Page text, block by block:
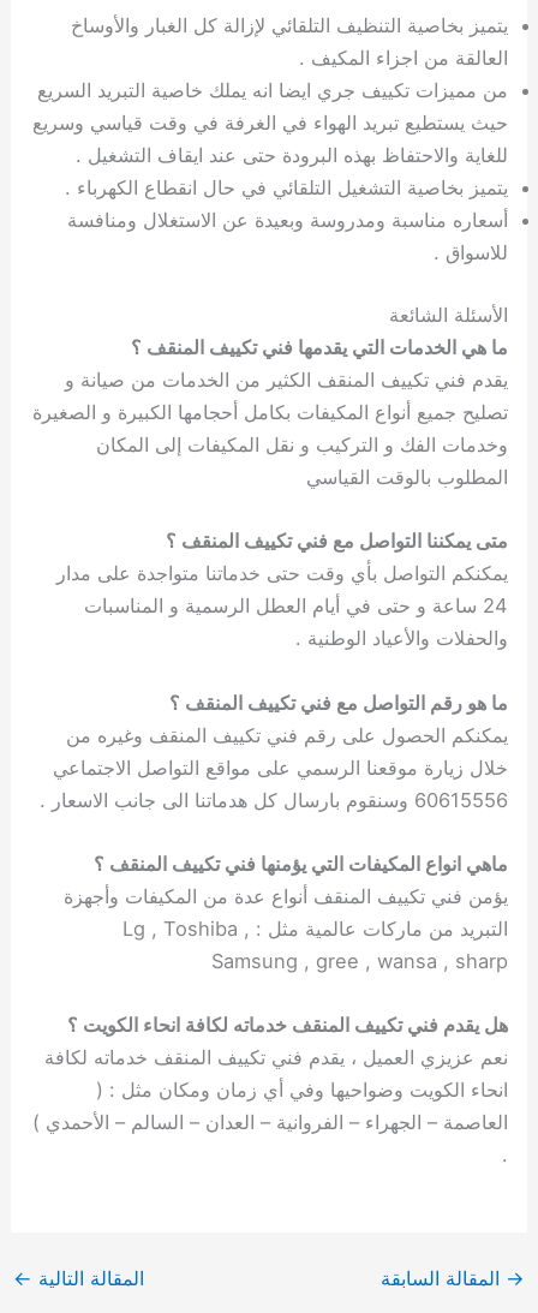
يتميز بخاصية التنظيف التلقائي لإزالة كل الغبار والأوساخ
العالقة من اجزاء المكيف .
من مميزات تكييف جري ايضا انه يملك خاصية التبريد السريع
حيث يستطيع تبريد الهواء في الغرفة في وقت قياسي وسريع
للغاية والاحتفاظ بهذه البرودة حتى عند ايقاف التشغيل .
يتميز بخاصية التشغيل التلقائي في حال انقطاع الكهرباء .
أسعاره مناسبة ومدروسة وبعيدة عن الاستغلال ومنافسة
للاسواق .
الأسئلة الشائعة
ما هي الخدمات التي يقدمها فني تكييف المنقف ؟
يقدم فني تكييف المنقف الكثير من الخدمات من صيانة و
تصليح جميع أنواع المكيفات بكامل أحجامها الكبيرة و الصغيرة
وخدمات الفك و التركيب و نقل المكيفات إلى المكان
المطلوب بالوقت القياسي
متى يمكننا التواصل مع فني تكييف المنقف ؟
يمكنكم التواصل بأي وقت حتى خدماتنا متواجدة على مدار
24 ساعة و حتى في أيام العطل الرسمية و المناسبات
والحفلات والأعياد الوطنية .
ما هو رقم التواصل مع فني تكييف المنقف ؟
يمكنكم الحصول على رقم فني تكييف المنقف وغيره من
خلال زيارة موقعنا الرسمي على مواقع التواصل الاجتماعي
60615556 وسنقوم بارسال كل هدماتنا الى جانب الاسعار .
ماهي انواع المكيفات التي يؤمنها فني تكييف المنقف ؟
يؤمن فني تكييف المنقف أنواع عدة من المكيفات وأجهزة
التبريد من ماركات عالمية مثل : Lg , Toshiba ,
Samsung , gree , wansa , sharp
هل يقدم فني تكييف المنقف خدماته لكافة انحاء الكويت ؟
نعم عزيزي العميل ، يقدم فني تكييف المنقف خدماته لكافة
انحاء الكويت وضواحيها وفي أي زمان ومكان مثل : (
العاصمة – الجهراء – الفروانية – العدان – السالم – الأحمدي )
.
→ المقالة السابقة المقالة التالية ←